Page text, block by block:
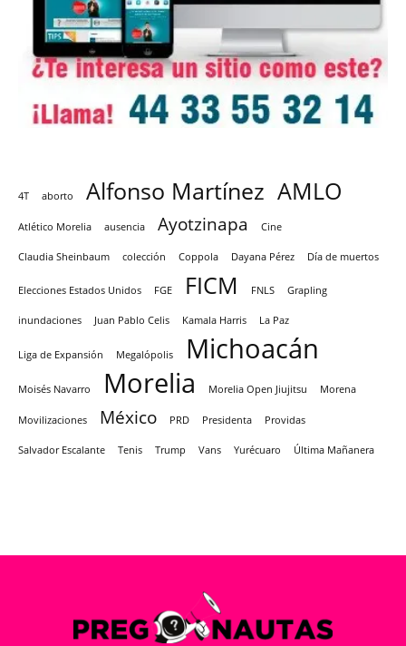
4T aborto Alfonso Martínez AMLO
Atlético Morelia ausencia Ayotzinapa Cine
Claudia Sheinbaum colección Coppola Dayana Pérez Día de muertos
Elecciones Estados Unidos FGE FICM FNLS Grapling
inundaciones Juan Pablo Celis Kamala Harris La Paz
Liga de Expansión Megalópolis Michoacán
Moisés Navarro Morelia Morelia Open Jiujitsu Morena
Movilizaciones México PRD Presidenta Providas
Salvador Escalante Tenis Trump Vans Yurécuaro Última Mañanera